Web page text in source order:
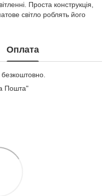
Проста конструкція,
світло роблять його
Оплата
Пошта"